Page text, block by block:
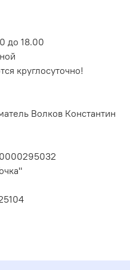
до 18.00
круглосуточно!
Волков Константин